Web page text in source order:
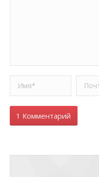
Имя * Почта *
1 Комментарий